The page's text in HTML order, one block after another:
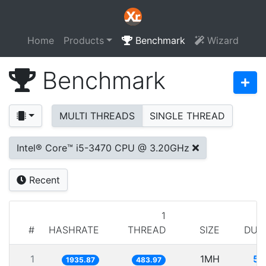
Home Products Benchmark Wizard
Benchmark
MULTI THREADS SINGLE THREAD
Intel® Core™ i5-3470 CPU @ 3.20GHz
Recent
# HASHRATE
1
THREAD
SIZE
1 1935.87 483.97 1MH